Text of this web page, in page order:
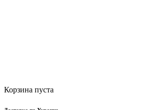
Корзина пуста